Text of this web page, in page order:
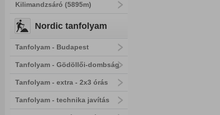
Kilimandzsáró (5895m)
Nordic tanfolyam
Tanfolyam - Budapest
Tanfolyam - Gödöllői-dombság
Tanfolyam - extra - 2x3 órás
Tanfolyam - technika javítás